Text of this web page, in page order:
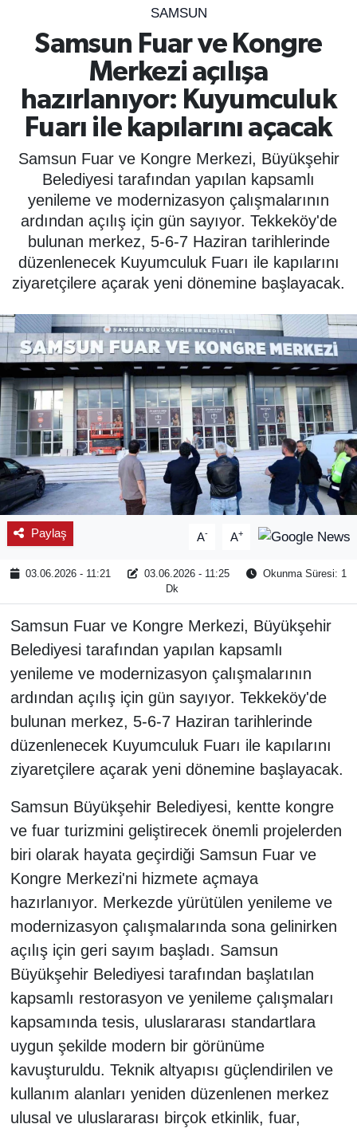
SAMSUN
Samsun Fuar ve Kongre
Merkezi açılışa
hazırlanıyor: Kuyumculuk
Fuarı ile kapılarını açacak
Samsun Fuar ve Kongre Merkezi, Büyükşehir
Belediyesi tarafından yapılan kapsamlı
yenileme ve modernizasyon çalışmalarının
ardından açılış için gün sayıyor. Tekkeköy'de
bulunan merkez, 5-6-7 Haziran tarihlerinde
düzenlenecek Kuyumculuk Fuarı ile kapılarını
ziyaretçilere açarak yeni dönemine başlayacak.
Paylaş A- A+
03.06.2026 - 11:21 03.06.2026 - 11:25
Okunma Süresi: 1
Dk
Samsun Fuar ve Kongre Merkezi, Büyükşehir
Belediyesi tarafından yapılan kapsamlı
yenileme ve modernizasyon çalışmalarının
ardından açılış için gün sayıyor. Tekkeköy'de
bulunan merkez, 5-6-7 Haziran tarihlerinde
düzenlenecek Kuyumculuk Fuarı ile kapılarını
ziyaretçilere açarak yeni dönemine başlayacak.
Samsun Büyükşehir Belediyesi, kentte kongre
ve fuar turizmini geliştirecek önemli projelerden
biri olarak hayata geçirdiği Samsun Fuar ve
Kongre Merkezi'ni hizmete açmaya
hazırlanıyor. Merkezde yürütülen yenileme ve
modernizasyon çalışmalarında sona gelinirken
açılış için geri sayım başladı. Samsun
Büyükşehir Belediyesi tarafından başlatılan
kapsamlı restorasyon ve yenileme çalışmaları
kapsamında tesis, uluslararası standartlara
uygun şekilde modern bir görünüme
kavuşturuldu. Teknik altyapısı güçlendirilen ve
kullanım alanları yeniden düzenlenen merkez
ulusal ve uluslararası birçok etkinlik, fuar,
ÇEVRE
YAŞAM
BİLİM - TEKNOLOJİ
KADIN
KÜLTÜR SANAT
MAGAZİN